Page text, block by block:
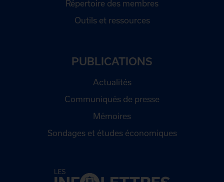
Répertoire des membres
Outils et ressources
PUBLICATIONS
Actualités
Communiqués de presse
Mémoires
Sondages et études économiques